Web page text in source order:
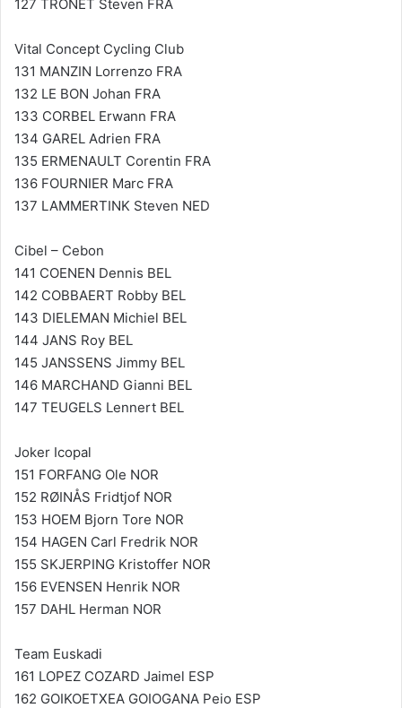
127 TRONET Steven FRA
Vital Concept Cycling Club
131 MANZIN Lorrenzo FRA
132 LE BON Johan FRA
133 CORBEL Erwann FRA
134 GAREL Adrien FRA
135 ERMENAULT Corentin FRA
136 FOURNIER Marc FRA
137 LAMMERTINK Steven NED
Cibel – Cebon
141 COENEN Dennis BEL
142 COBBAERT Robby BEL
143 DIELEMAN Michiel BEL
144 JANS Roy BEL
145 JANSSENS Jimmy BEL
146 MARCHAND Gianni BEL
147 TEUGELS Lennert BEL
Joker Icopal
151 FORFANG Ole NOR
152 RØINÅS Fridtjof NOR
153 HOEM Bjorn Tore NOR
154 HAGEN Carl Fredrik NOR
155 SKJERPING Kristoffer NOR
156 EVENSEN Henrik NOR
157 DAHL Herman NOR
Team Euskadi
161 LOPEZ COZARD Jaimel ESP
162 GOIKOETXEA GOIOGANA Peio ESP